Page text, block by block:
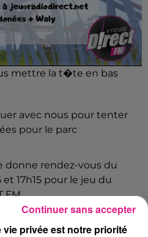
mettre la t�te en bas
avec nous pour tenter
pour le parc
donne rendez-vous du
17h15 pour le jeu du
FM.
basé à quelques
fait 1,2km de parcours,
vie privée est notre priorité
Continuer sans accepter